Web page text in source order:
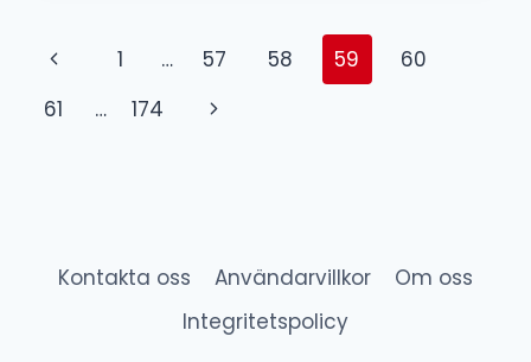
SKILDA
Page
navigation
Previous
Page
1 … 57 58 59
60
61
… 174
Next
Kontakta oss Användarvillkor
Om oss
Integritetspolicy